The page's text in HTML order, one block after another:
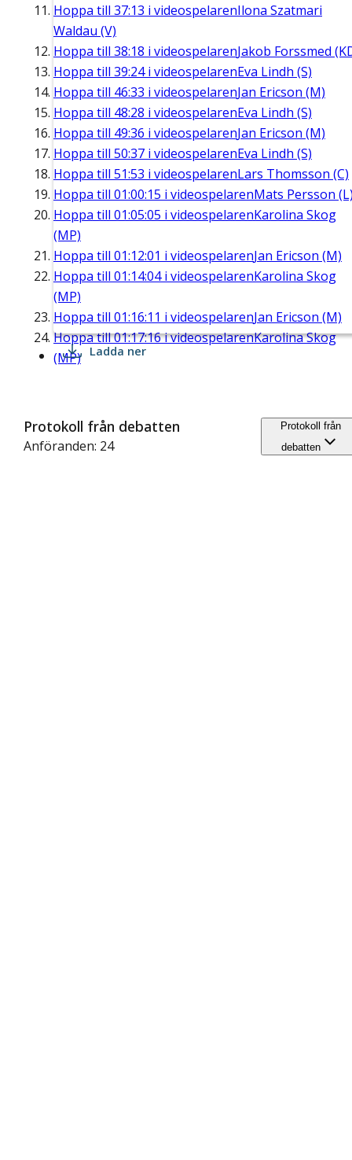
Hoppa till 37:13 i videospelarenIlona Szatmari
Waldau (V)
Hoppa till 38:18 i videospelarenJakob Forssmed
Hoppa till 39:24i videospelarenEva Lindh (S)
Hoppa till 46:33 i videospelarenJan Ericson (M)
Hoppa till 48:28 i videospelarenEva Lindh (S)
Hoppa till 49:36 i videospelarenJan Ericson (M)
Hoppa till 50:37 i videospelarenEva Lindh (S)
Hoppa till 51:53 i videospelarenLars Thomsson (C)
Hoppa till 01:00:15 i videospelarenMats Persson
Hoppa till 01:05:05 i videospelarenKarolina Skog
(MP)
Hoppa till 01:12:01 i videospelarenJan Ericson (M)
Hoppa till 01:14:04i videospelarenKarolina Skog
(MP)
Hoppa till 01:16:11 i videospelarenJan Ericson (M)
Hoppa till01:17:16i videospelarenKarolina Skog
(MP) Ladda ner
Protokoll från debatten
Anföranden: 24
Protokoll från
debatten